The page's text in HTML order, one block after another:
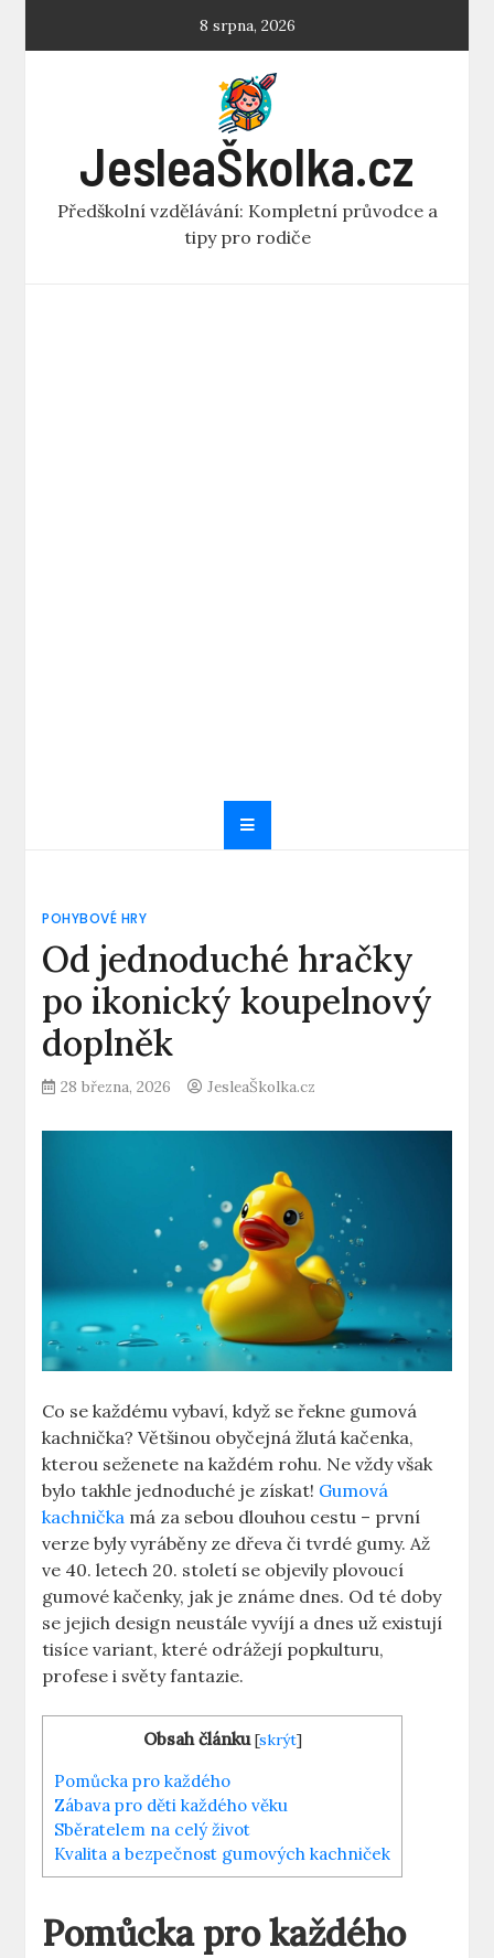
8 srpna, 2026
JesleaŠkolka.cz
Předškolní vzdělávání: Kompletní průvodce a
tipy pro rodiče
POHYBOVÉ HRY
Od jednoduché hračky
po ikonický koupelnový
doplněk
28 března, 2026 JesleaŠkolka.cz
Co se každému vybaví, když se řekne gumová
kachnička? Většinou obyčejná žlutá kačenka,
kterou seženete na každém rohu. Ne vždy však
bylo takhle jednoduché je získat! Gumová
kachnička má za sebou dlouhou cestu – první
verze byly vyráběny ze dřeva či tvrdé gumy. Až
ve 40. letech 20. století se objevily plovoucí
gumové kačenky, jak je známe dnes. Od té doby
se jejich design neustále vyvíjí a dnes už existují
tisíce variant, které odrážejí popkulturu,
profese i světy fantazie.
Obsah článku [skrýt]
Pomůcka pro každého
Zábava pro děti každého věku
Sběratelem na celý život
Kvalita a bezpečnost gumových kachniček
Pomůcka pro každého